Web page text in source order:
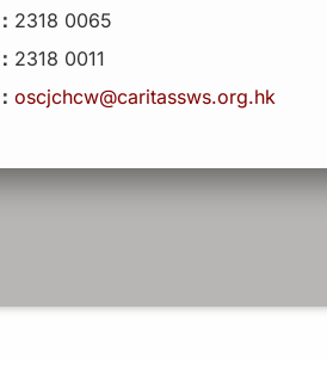
2318 0065
2318 0011
oscjchcw@caritassws.org.hk